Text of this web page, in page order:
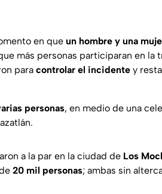
en que un hombre y una
más personas participaran en la
para controlar el incidente y
personas, en medio de una
a la par en la ciudad de Los
20 mil personas; ambas sin